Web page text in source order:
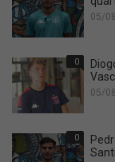
05/
0
05/
0